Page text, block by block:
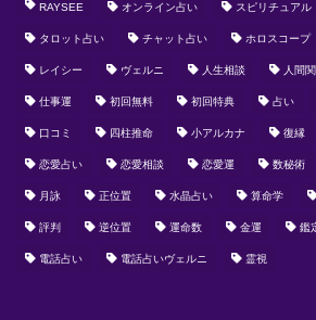
RAYSEE オンライン占い スピリチュアル
タロット占い チャット占い ホロスコープ
レイシー ヴェルニ 人生相談 人間
仕事運 初回無料 初回特典 占い
口コミ 四柱推命 小アルカナ 復縁
恋愛占い 恋愛相談 恋愛運 数秘術
月詠 正位置 水晶占い 算命学
評判 逆位置 運命数 金運 鑑
電話占い 電話占いヴェルニ 霊視